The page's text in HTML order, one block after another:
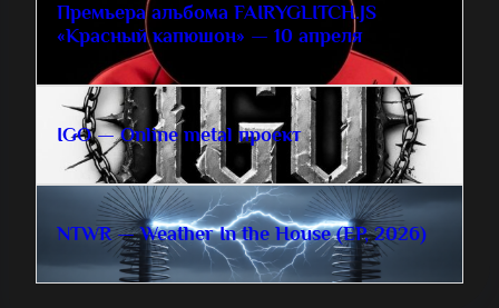
Премьера альбома FAIRYGLITCH.JS
«Красный капюшон» — 10 апреля
IGO — Online metal проект
NTWR — Weather In the House (EP, 2026)